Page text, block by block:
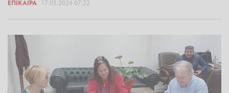
ΕΠΊΚΑΙΡΑ 17.05.2024 07:22